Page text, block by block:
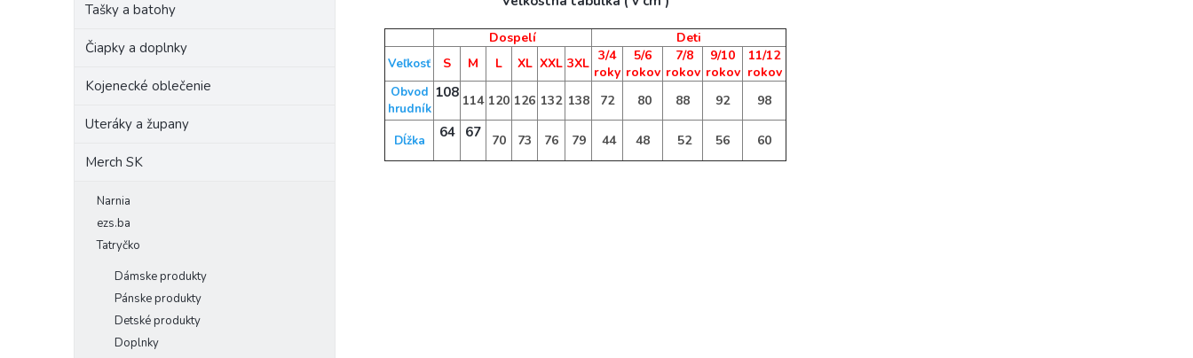
Tašky a batohy
Čiapky a doplnky
Kojenecké oblečenie
Uteráky a župany
Merch SK
Narnia
ezs.ba
Tatryčko
Dámske produkty
Pánske produkty
Detské produkty
Doplnky
Dospelí Deti
Veľkosť S M L XL XXL 3XL 3/4
roky
5/6
rokov
7/8
rokov
9/10
rokov
11/12
rokov
Obvod
hrudník
108 114 120 126 132 138 72 80 88 92 98
Dĺžka 64 67 70 73 76 79 44 48 52 56 60